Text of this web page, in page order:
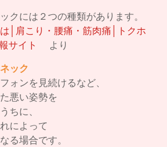
クには２つの種類があります。
│肩こり・腰痛・筋肉痛│トクホ
サイト
より
ック
ォンを見続けるなど、
悪い姿勢を
ちに、
によって
る場合です。